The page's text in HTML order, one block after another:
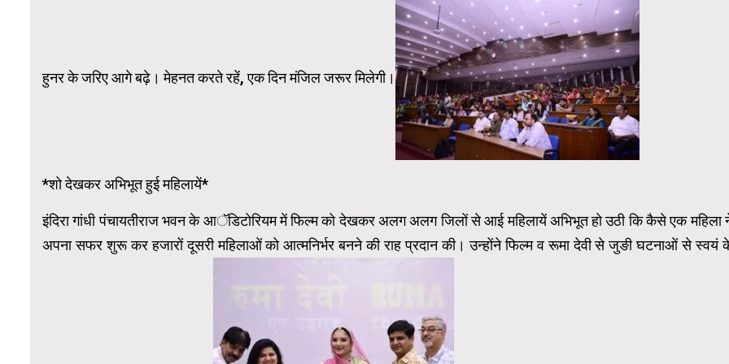
हुनर के जरिए आगे बढ़े। मेहनत करते रहें, एक दिन मंजिल जरूर मिलेगी।
*शो देखकर अभिभूत हुई महिलायें*
इंदिरा गांधी पंचायतीराज भवन के आॅडिटोरियम में फिल्म को देखकर अलग अलग जिलों से आई महिलायें अभिभूत हो उठी कि कैसे एक महिला
अपना सफर शुरू कर हजारों दूसरी महिलाओं को आत्मनिर्भर बनने की राह प्रदान की। उन्होंने फिल्म व रूमा देवी से जुङी घटनाओं से स्वयं